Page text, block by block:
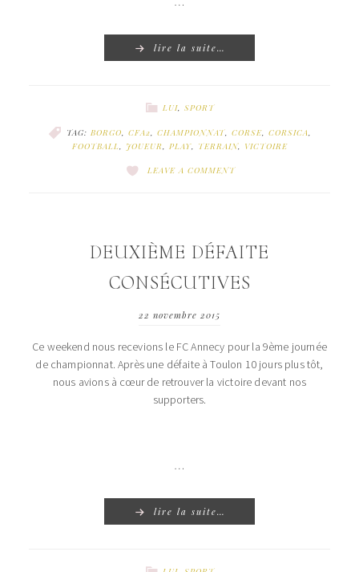
lire la suite…
LUI, SPORT
TAG: BORGO, CFA2, CHAMPIONNAT, CORSE, CORSICA,
FOOTBALL, JOUEUR, PLAY, TERRAIN, VICTOIRE
LEAVE A COMMENT
DEUXIÈME DÉFAITE
CONSÉCUTIVES
22 novembre 2015
Ce weekend nous recevions le FC Annecy pour la 9ème journée
de championnat. Après une défaite à Toulon 10 jours plus tôt,
nous avions à cœur de retrouver la victoire devant nos
supporters.
…
lire la suite…